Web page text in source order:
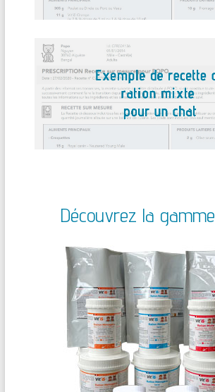
Découvrez la